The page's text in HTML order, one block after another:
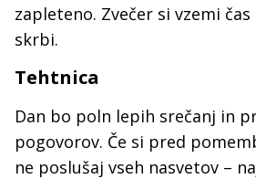
zapleteno. Zvečer si vzemi
skrbi.
Tehtnica
Dan bo poln lepih srečanj in
pogovorov. Če si pred
ne poslušaj vseh nasvetov –